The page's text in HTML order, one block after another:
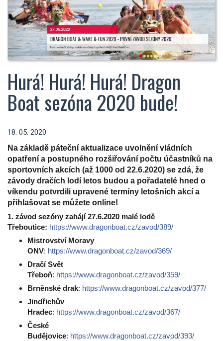
Hurá! Hurá! Hurá! Dragon
Boat sezóna 2020 bude!
18. 05. 2020
Na základě páteční aktualizace uvolnění vládních
opatření a postupného rozšiřování počtu účastníků na
sportovních akcích (až 1000 od 22.6.2020) se zdá, že
závody dračích lodí letos budou a pořadatelé hned o
víkendu potvrdili upravené termíny letošních akcí a
přihlašovat se můžete online!
1. závod sezóny zahájí 27.6.2020 malé lodě
Třeboutice: https://www.dragonboat.cz/zavod/389/
Mistrovství Moravy
ONV: https://www.dragonboat.cz/zavod/369/
Dračí Svět
Třeboň: https://www.dragonboat.cz/zavod/359/
Brněnské drak: https://www.dragonboat.cz/zavod/377/
Jindřichův
Hradec: https://www.dragonboat.cz/zavod/367/
České
Budějovice: https://www.dragonboat.cz/zavod/393/